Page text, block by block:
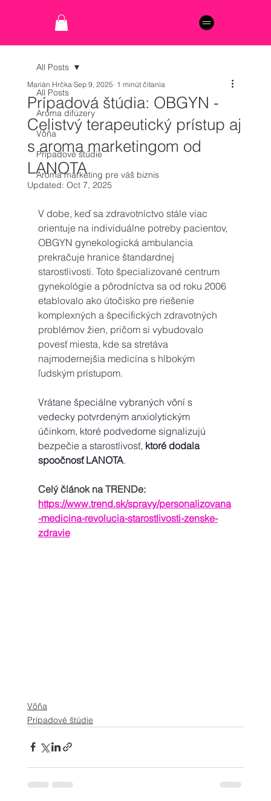
All Posts
Aróma difúzery
Vôňa
Prípadové štúdie
Aróma marketing pre váš biznis
All Posts
Prípadová štúdia: OBGYN -
Celistvý terapeutický prístup aj
s aroma marketingom od
LANOTA
Marián Hrčka Sep 9, 2025 1 minút čítania
Updated: Oct 7, 2025
V dobe, keď sa zdravotníctvo stále viac
orientuje na individuálne potreby pacientov,
OBGYN gynekologická ambulancia
prekračuje hranice štandardnej
starostlivosti. Toto špecializované centrum
gynekológie a pôrodníctva sa od roku 2006
etablovalo ako útočisko pre riešenie
komplexných a špecifických zdravotných
problémov žien, pričom si vybudovalo
povesť miesta, kde sa stretáva
najmodernejšia medicína s hlbokým
ľudským prístupom.
Vrátane špeciálne vybraných vôní s
vedecky potvrdeným anxiolytickým
účinkom, ktoré podvedome signalizujú
bezpečie a starostlivosť, ktoré dodala
spoočnosť LANOTA.
Celý článok na TRENDe:
https://www.trend.sk/spravy/personalizovana
-medicina-revolucia-starostlivosti-zenske-
zdravie
Vôňa
Prípadové štúdie